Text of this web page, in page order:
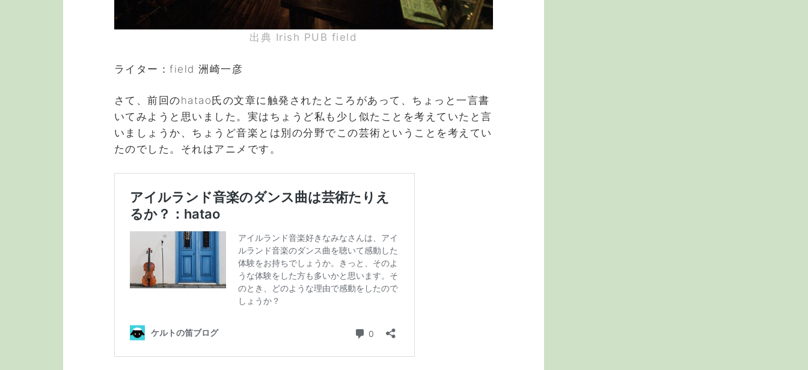
出典 Irish PUB field
ライター：field 洲崎一彦
さて、前回のhatao氏の文章に触発されたところがあって、ちょっと一言書
いてみようと思いました。実はちょうど私も少し似たことを考えていたと言
いましょうか、ちょうど音楽とは別の分野でこの芸術ということを考えてい
たのでした。それはアニメです。